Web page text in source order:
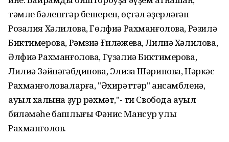
тәмле бәлештәр бешереп, өҫтәл әҙерләгән
Розалия Хәлилова, Гөлфиә Рахманғолова, Рәзилә
Биктимерова, Рәмзиә Ғиләжева, Лилиә Хәлилова,
Әлфиә Рахманғолова, Гүзәлиә Биктимерова,
Лилиә Зәйнәғәбдинова, Элиза Шәрипова, Нәркәс
Рахманғоловаларға, "Әхирәттәр" ансамбленә,
ауыл халҡына ҙур рәхмәт,"- ти Свобода ауыл
биләмәһе башлығы Фәнис Мансур улы
Рахманғолов.